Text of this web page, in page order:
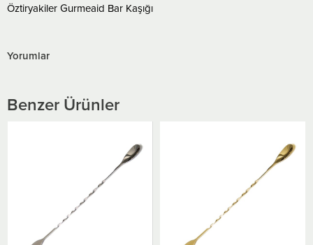
Öztiryakiler Gurmeaid Bar Kaşığı
Yorumlar
Benzer Ürünler
Biradlı Burgulu Çatallı Bar
Kaşık Bakır 33 Cm